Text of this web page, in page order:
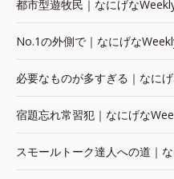
都市型遊牧民｜なにげな
No.1の外側で｜なにげな
必要なものが多すぎる｜なに
宿題忘れ常習犯｜なにげな
スモールトーク達人への道｜